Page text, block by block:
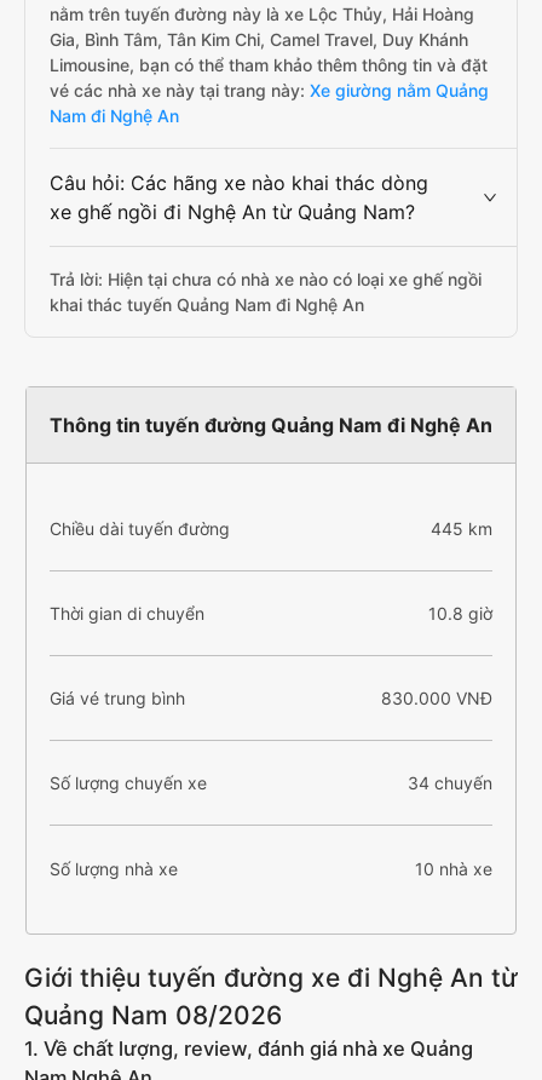
nằm trên tuyến đường này là xe Lộc Thủy, Hải Hoàng
Gia, Bình Tâm, Tân Kim Chi, Camel Travel, Duy Khánh
Limousine, bạn có thể tham khảo thêm thông tin và đặt
vé các nhà xe này tại trang này: Xe giường nằm Quảng
Nam đi Nghệ An
Câu hỏi: Các hãng xe nào khai thác dòng
xe ghế ngồi đi Nghệ An từ Quảng Nam?
Trả lời: Hiện tại chưa có nhà xe nào có loại xe ghế ngồi
khai thác tuyến Quảng Nam đi Nghệ An
Thông tin tuyến đường Quảng Nam đi Nghệ An
Chiều dài tuyến đường 445 km
Thời gian di chuyển 10.8 giờ
Giá vé trung bình 830.000 VNĐ
Số lượng chuyến xe 34 chuyến
Số lượng nhà xe 10 nhà xe
Giới thiệu tuyến đường xe đi Nghệ An từ
Quảng Nam 08/2026
1. Về chất lượng, review, đánh giá nhà xe Quảng